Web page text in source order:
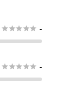
 -
 -